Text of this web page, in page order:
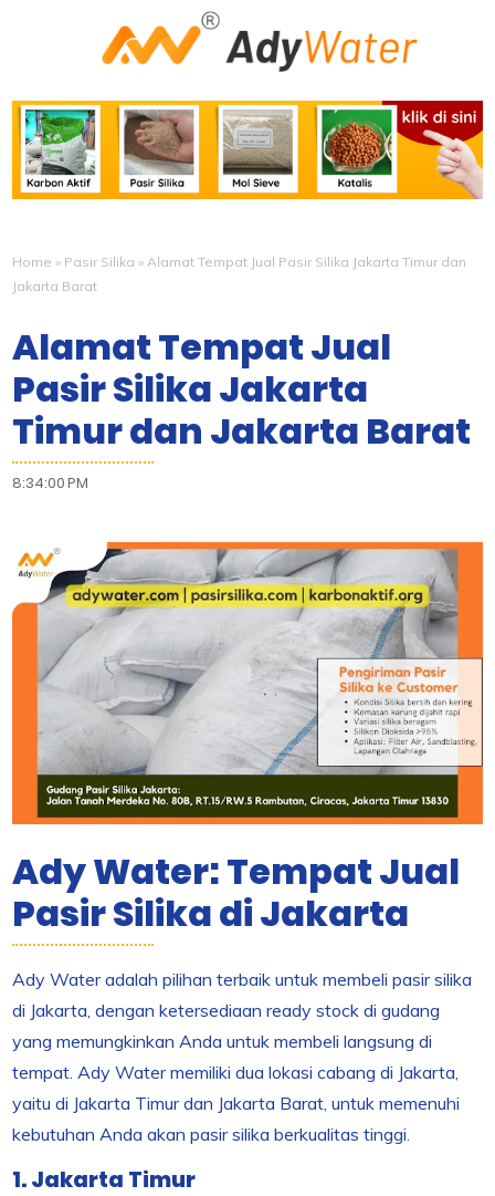
Home » Pasir Silika » Alamat Tempat Jual Pasir Silika Jakarta Timur dan
Jakarta Barat
Alamat Tempat Jual
Pasir Silika Jakarta
Timur dan Jakarta Barat
8:34:00 PM
Ady Water: Tempat Jual
Pasir Silika di Jakarta
Ady Water adalah pilihan terbaik untuk membeli pasir silika
di Jakarta, dengan ketersediaan ready stock di gudang
yang memungkinkan Anda untuk membeli langsung di
tempat. Ady Water memiliki dua lokasi cabang di Jakarta,
yaitu di Jakarta Timur dan Jakarta Barat, untuk memenuhi
kebutuhan Anda akan pasir silika berkualitas tinggi.
1. Jakarta Timur